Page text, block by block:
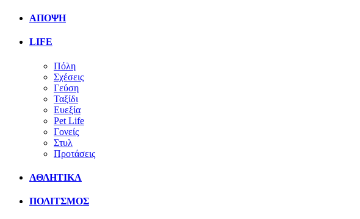
ΑΠΟΨΗ
LIFE
Πόλη
Σχέσεις
Γεύση
Ταξίδι
Ευεξία
Pet Life
Γονείς
Στυλ
Προτάσεις
ΑΘΛΗΤΙΚΑ
ΠΟΛΙΤΣΜΟΣ